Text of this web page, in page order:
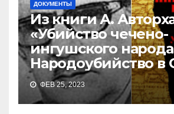
ДОКУМЕНТЫ
Из книги А.
«Убийство чечено-
ингушского
Народоубийство в
ФЕВ 25, 2023